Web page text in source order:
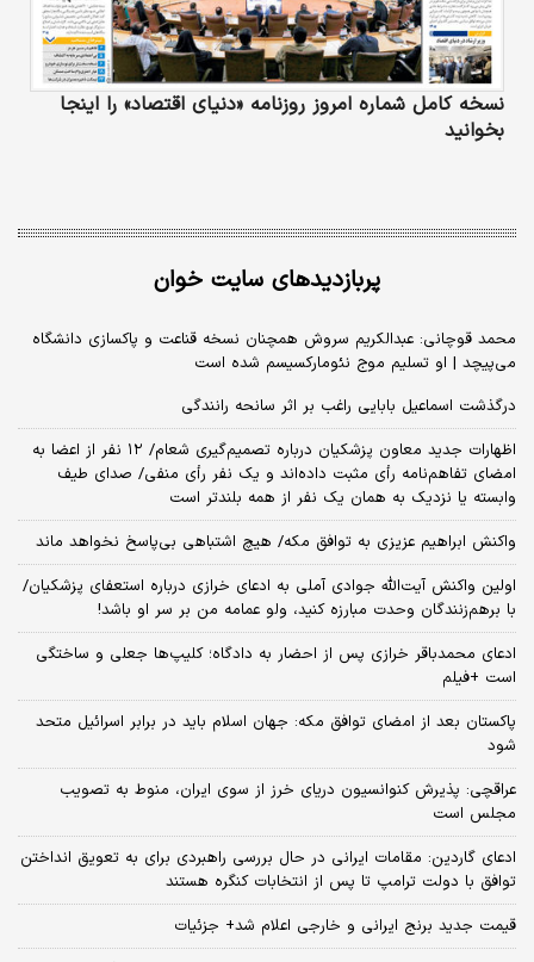
نسخه کامل شماره امروز روزنامه «دنیای‌ اقتصاد» را اینجا
بخوانید
پربازدیدهای سایت خوان
محمد قوچانی: عبدالکریم سروش همچنان نسخه قناعت و پاکسازی دانشگاه
می‌پیچد | او تسلیم موج نئومارکسیسم شده است
درگذشت اسماعیل بابایی راغب بر اثر سانحه رانندگی
اظهارات جدید معاون پزشکیان درباره تصمیم‌گیری شعام/ ۱۲ نفر از اعضا به
امضای تفاهم‌نامه رأی مثبت داده‌اند و یک نفر رأی منفی/ صدای طیف
وابسته یا نزدیک به همان یک نفر از همه بلندتر است
واکنش ابراهیم عزیزی به توافق مکه/ هیچ اشتباهی بی‌پاسخ نخواهد ماند
اولین واکنش آیت‌الله جوادی آملی به ادعای خرازی درباره استعفای پزشکیان/
با برهم‌زنندگان وحدت مبارزه کنید، ولو عمامه من بر سر او باشد!
ادعای محمدباقر خرازی پس از احضار به دادگاه؛ کلیپ‌ها جعلی و ساختگی
است +فیلم
پاکستان بعد از امضای توافق مکه: جهان اسلام باید در برابر اسرائیل متحد
شود
عراقچی: پذیرش کنوانسیون دریای خرز از سوی ایران، منوط به تصویب
مجلس است
ادعای گاردین: مقامات ایرانی در حال بررسی راهبردی برای به تعویق انداختن
توافق با دولت ترامپ تا پس از انتخابات کنگره هستند
قیمت جدید برنج ایرانی و خارجی اعلام شد+ جزئیات